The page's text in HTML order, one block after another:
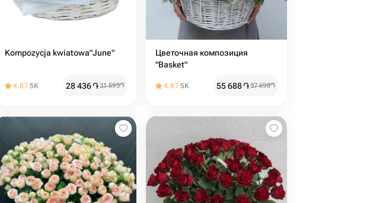
Kompozycja kwiatowa"June"
4.875K 28 436֏31 595֏
Цветочная композиция
"Basket"
4.875K 55 688֏97 698֏